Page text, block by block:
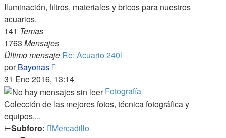
Iluminación, filtros, materiales y bricos para nuestros
acuarios.
141 Temas
1763 Mensajes
Último mensaje Re: Acuario 240l
porBayonas
último
mensaje
31 Ene 2016, 13:14
Fotografía
Colección de las mejores fotos, técnica fotográfica y
equipos,...
⊢Subforo:
Mercadillo